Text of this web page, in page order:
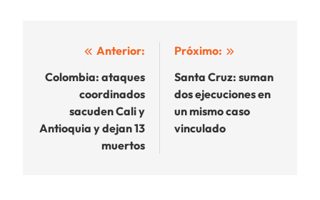
Navegación
de
entradas
Anterior:
Colombia: ataques
coordinados
sacuden Cali y
Antioquia y dejan 13
muertos
Próximo:
Santa Cruz: suman
dos ejecuciones en
un mismo caso
vinculado